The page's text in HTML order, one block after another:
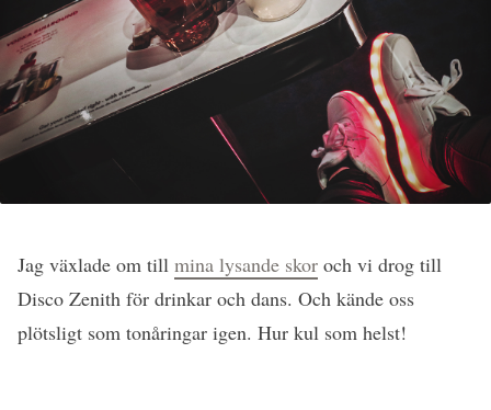
Jag växlade om till mina lysande skor och vi drog till
Disco Zenith för drinkar och dans. Och kände oss
plötsligt som tonåringar igen. Hur kul som helst!